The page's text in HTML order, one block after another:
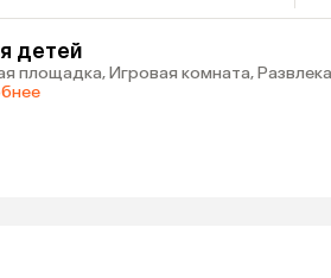
детей
площадка, Игровая комната,